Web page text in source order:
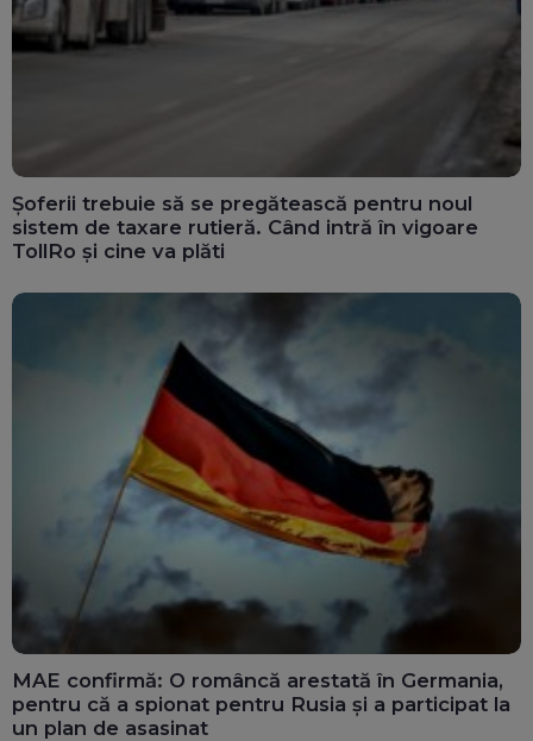
Șoferii trebuie să se pregătească pentru noul
sistem de taxare rutieră. Când intră în vigoare
TollRo și cine va plăti
MAE confirmă: O româncă arestată în Germania,
pentru că a spionat pentru Rusia și a participat la
un plan de asasinat